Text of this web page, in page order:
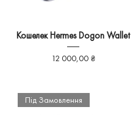
Кошелек Hermes Dogon Wallet
Ціна
12 000,00 ₴
Під Замовлення